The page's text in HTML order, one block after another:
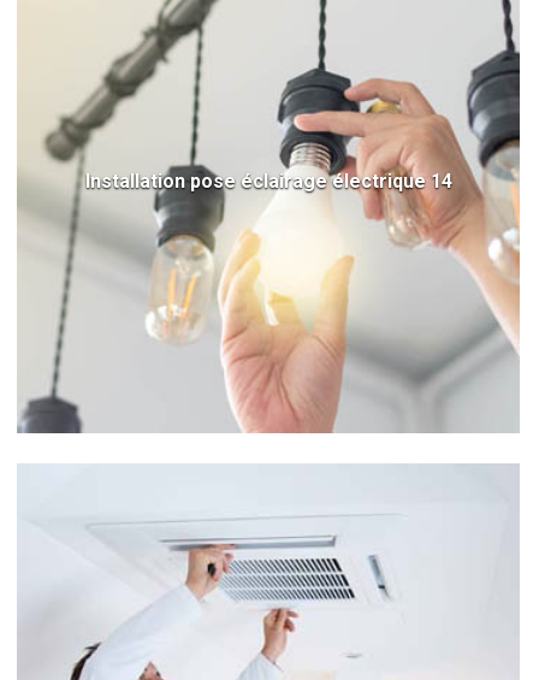
Installation pose éclairage électrique 14